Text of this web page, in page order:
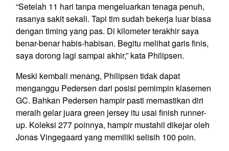
“Setelah 11 hari tanpa mengeluarkan tenaga penuh,
rasanya sakit sekali. Tapi tim sudah bekerja luar biasa
dengan timing yang pas. Di kilometer terakhir saya
benar-benar habis-habisan. Begitu melihat garis finis,
saya dorong lagi sampai akhir,” kata Philipsen.
Meski kembali menang, Philipsen tidak dapat
menganggu Pedersen dari posisi pemimpin klasemen
GC. Bahkan Pedersen hampir pasti memastikan diri
meraih gelar juara green jersey itu usai finish runner-
up. Koleksi 277 poinnya, hampir mustahil dikejar oleh
Jonas Vingegaard yang memiliki selisih 100 poin.